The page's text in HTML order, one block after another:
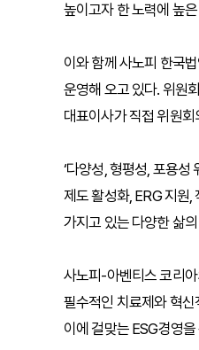
높이고자 한 노력에 높
이와 함께 사노피 한국
운영해 오고 있다. 위원
대표이사가 직접 위원
‘다양성, 형평성, 포용
제도 활성화, ERG 지원
가지고 있는 다양한 삶
사노피-아벤티스 코리
필수적인 치료제와 혁
이에 걸맞는 ESG경영